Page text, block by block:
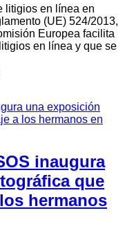
litigios en línea en
(UE) 524/2013,
Europea facilita
en línea y que se
inaugura
que
hermanos